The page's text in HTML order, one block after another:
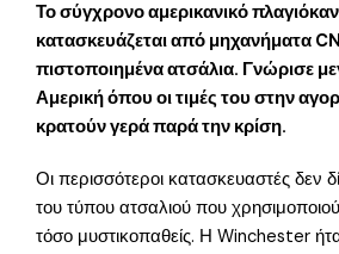
Το σύγχρονο αμερικανικό
κατασκευάζεται από μηχανήματα
πιστοποιημένα ατσάλια. Γνώρισε
Αμερική όπου οι τιμές του στην
κρατούν γερά παρά την κρίση.
Οι περισσότεροι κατασκευαστές δεν
του τύπου ατσαλιού που
τόσο μυστικοπαθείς. Η Winchester